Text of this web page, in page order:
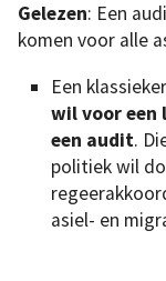
Gelezen: Een
komen voor alle
Een
wil voor een
een audit.
politiek wil
asiel- en